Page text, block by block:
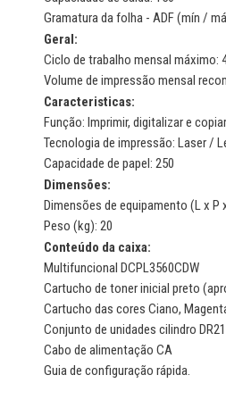
Gramatura da folha - ADF (mín /
Geral:
Ciclo de trabalho mensal máximo:
Volume de impressão mensal
Caracteristicas:
Função: Imprimir, digitalizar e copiar
Tecnologia de impressão: Laser /
Capacidade de papel: 250
Dimensões:
Dimensões de equipamento (L x P
Peso (kg): 20
Conteúdo da caixa:
Multifuncional DCPL3560CDW
Cartucho de toner inicial preto
Cartucho das cores Ciano,
Conjunto de unidades cilindro
Cabo de alimentação CA
Guia de configuração rápida.